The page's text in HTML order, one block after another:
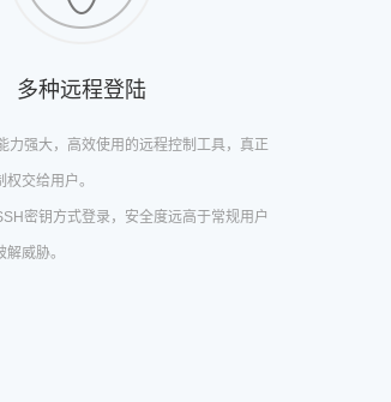
多种远程登陆
力强大，高效使用的远程控制工具，真正
交给用户。
密钥方式登录，安全度远高于常规用户
威胁。